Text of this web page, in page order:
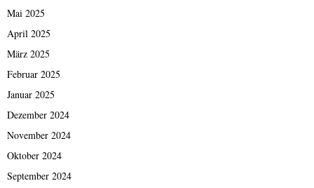
Mai 2025
April 2025
März 2025
Februar 2025
Januar 2025
Dezember 2024
November 2024
Oktober 2024
September 2024